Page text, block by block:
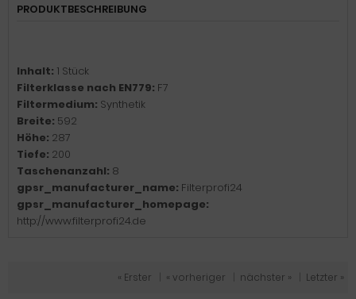
PRODUKTBESCHREIBUNG
Inhalt: 1 Stück
Filterklasse nach EN779: F7
Filtermedium: Synthetik
Breite: 592
Höhe: 287
Tiefe: 200
Taschenanzahl: 8
gpsr_manufacturer_name: Filterprofi24
gpsr_manufacturer_homepage:
http://www.filterprofi24.de
« Erster « vorheriger nächster » Letzter »